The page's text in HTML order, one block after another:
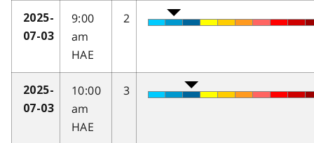
2025-
07-03
9:00
am
HAE
2
2025-
07-03
10:00
am
HAE
3